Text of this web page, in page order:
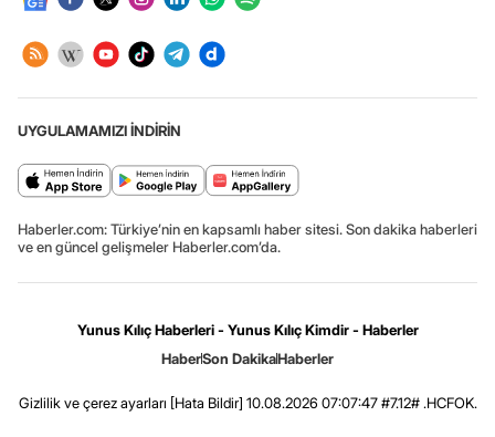
UYGULAMAMIZI İNDİRİN
Haberler.com: Türkiye’nin en kapsamlı haber sitesi. Son dakika haberleri
ve en güncel gelişmeler Haberler.com’da.
Yunus Kılıç Haberleri - Yunus Kılıç Kimdir - Haberler
HaberSon DakikaHaberler
Gizlilik ve çerez ayarları [Hata Bildir] 10.08.2026 07:07:47 #7.12# .HCFOK.